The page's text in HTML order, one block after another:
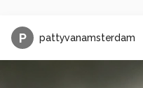
P pattyvanamsterdam